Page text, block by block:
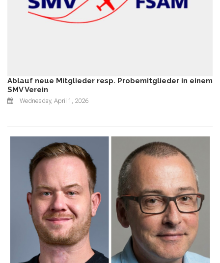
Ablauf neue Mitglieder resp. Probemitglieder in einem
SMV Verein
Wednesday, April 1, 2026